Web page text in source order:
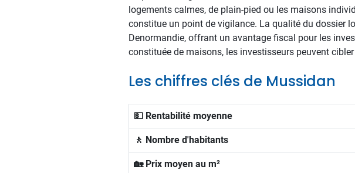
logements calmes, de plain-pied ou les maisons
constitue un point de vigilance. La qualité du dossier
Denormandie, offrant un avantage fiscal pour les
constituée de maisons, les investisseurs peuvent
Les chiffres clés de Mussidan
💵 Rentabilité moyenne
🚶 Nombre d'habitants
🏡 Prix moyen au m²